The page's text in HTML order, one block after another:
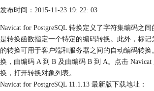
发布时间：2015-11-23 19: 22: 03
Navicat for PostgreSQL 转换定义了字符集编码之
是转换函数指定一个特定的编码转换。此外，标记
的转换可用于客户端和服务器之间的自动编码转
换，由编码 A 到 B 及由编码 B 到 A。点击
换，打开转换对象列表。
Navicat for PostgreSQL 11.1.13 最新版下载地址：